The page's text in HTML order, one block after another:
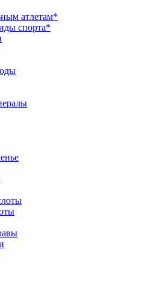
атлетам*
спорта*